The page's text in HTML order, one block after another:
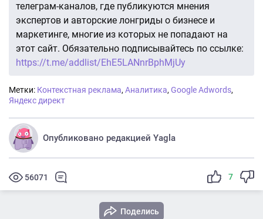
телеграм-каналов, где публикуются мнения
экспертов и авторские лонгриды о бизнесе и
маркетинге, многие из которых не попадают на
этот сайт. Обязательно подписывайтесь по ссылке:
https://t.me/addlist/EhE5LANnrBphMjUy
Метки: Контекстная реклама, Аналитика, Google Adwords,
Яндекс директ
Опубликовано редакцией Yagla
56071 7
Поделись